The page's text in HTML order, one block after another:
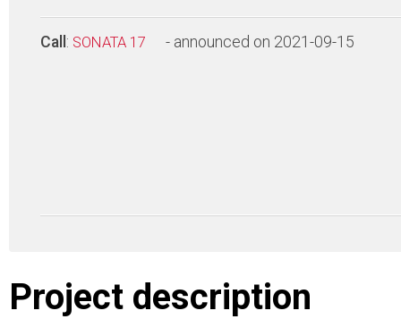
Call : SONATA 17 - announced on 2021-09-15
Project description